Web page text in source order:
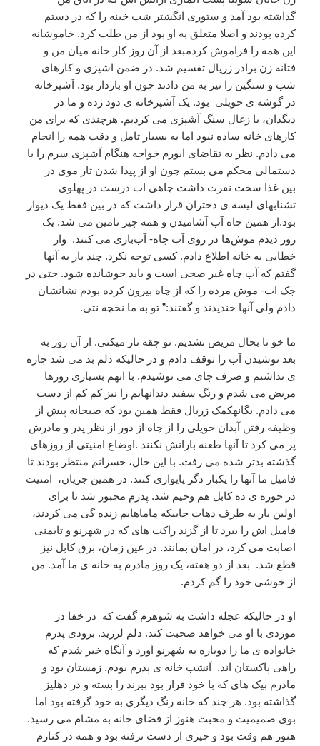
گذاشته بود آمد و ستوری انگشتر شب خینه را که در دستم
کرده بودند و اصلا متعلق به او بود از من طلب کرد. خاموشانه
این همه را فراموش کردمبعد از آن روز کار خانه میان من و
فتانه زن برادر زریال تقسیم شد. در ضمن اشپزی و کارهای
شب و سنگین را نیز به من دادند چون او باردار بود. آشپزخانه
در گوشه ی حویلی بود. یک آشپزخانه ی دود زده و ما در
دیگدان، با زغال سنگ آشپزی می کردیم. هرچندی که برای من
کارهای خانه ساده نبود اما به بسیار تامل و دقت همه را انجام
می دادم. نظر به تقاضای ایورم خواجه هنگام آشپزی سرم را با
دستمالی محکم می بستم چون او از پیدا شدن تار موی در
بین غذا سخت نفرت داشت چاهی اب درست در پهلوی
تشنابهای لیسه ی دختران قرار داشت که در بین فقط یک دیوار
بود.از همین چاه آب آشامیدن و همه چیز تامین می شد. یک
روز دیدم موش‌ها در روی آب چاه- آب‌بازی می کنند. وار
خطایی به خانه اطلاع دادم. کسی توجه نکرد. چند بار به آنها
گفتم که آب چاه غیر صحی است و باید جوشانده شود. حتی در
جک اب- موش مرده را که از چاه بیرون کرده بودم نشانشان
دادم ولی آنها خندیدند و گفتند:” تو به ما نخچه نتی.
ما خو تا بحال مریض نشدیم. تو چقه ناز میکنی. از آن روز به
بعد نوشیدن آب را توقف دادم و در حالیکه دلم بد می شد چاره
ی نداشتم و صرف چای می نوشیدم. با انهم بسیاری روزها
مریض می شدم و رنگ سفید دندانهایم را نیز کم کم از دست
می دادم. یگانهکمک زریال فقط همین بود که صبحانه پیش از
وظیفه رفتن آبدان حویلی را از چاه از دور از نظر پدر و مادرش
پر می کرد تا آنها طعنه بارانش نکنند .اوضاع امنیتی از روزهای
گذشته بدتر شده می رفت. با این حال، خسرانم منتظر بودند تا
فامیل ما آنها را یکبار دگر پایوازی کنند. در همین جریان، امنیت
در حوزه ی ده کابل هم وخیم شد. پدرم مجبور شد تا برای
اولین بار به طرف دهات جاییکه ماماهایم زنده گی می کردند،
فامیل اش را ببرد تا از گزند راکت های که در شهرنو و تایمنی
اصابت می کرد، در امان بمانند. در عین زمان، برق کابل نیز
قطع شد. بعد از دو هفته، یک روز مادرم به خانه ی ما آمد. من
از خوشی خود را گم کردم.
او در حالیکه عجله داشت به شوهرم گفت که در خفا در
موردی با او می خواهد صحبت کند. دلم لرزید. بزودی پدرم
خانواده ی ما را دوباره به شهرنو آورد و آنگاه خبر شدم که
راهی پاکستان اند. آنشب خانه ی پدرم بودم. زمستان بود و
مادرم بیک های که با خود قرار بود ببرند را بسته و در دهلیز
گذاشته بود. هر چند که خانه رنگ دیگری به خود گرفته بود اما
بوی صمیمیت و محبت هنوز از فضای خانه به مشام می رسید.
هنوز هم وقت بود و چیزی از دست نرفته بود و همه در کنارم